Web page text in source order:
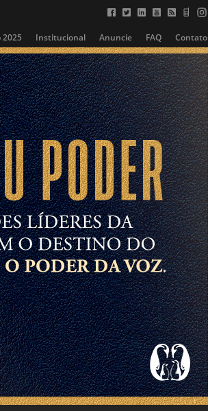
2025 Institucional Anuncie FAQ Contato